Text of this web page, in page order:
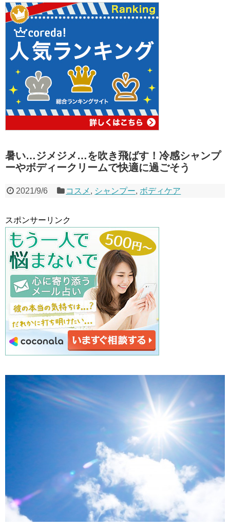
暑い…ジメジメ…を吹き飛ばす！冷感シャンプ
ーやボディークリームで快適に過ごそう
2021/9/6 コスメ , シャンプー, ボディケア
スポンサーリンク